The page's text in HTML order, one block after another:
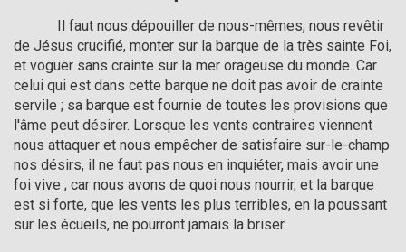
de Jésus crucifié, monter sur la barque de la très sainte Foi,
et voguer sans crainte sur la mer orageuse du monde. Car
celui qui est dans cette barque ne doit pas avoir de crainte
servile ; sa barque est fournie de toutes les provisions que
l'âme peut désirer. Lorsque les vents contraires viennent
nous attaquer et nous empêcher de satisfaire sur-le-champ
nos désirs, il ne faut pas nous en inquiéter, mais avoir une
foi vive ; car nous avons de quoi nous nourrir, et la barque
est si forte, que les vents les plus terribles, en la poussant
sur les écueils, ne pourront jamais la briser.